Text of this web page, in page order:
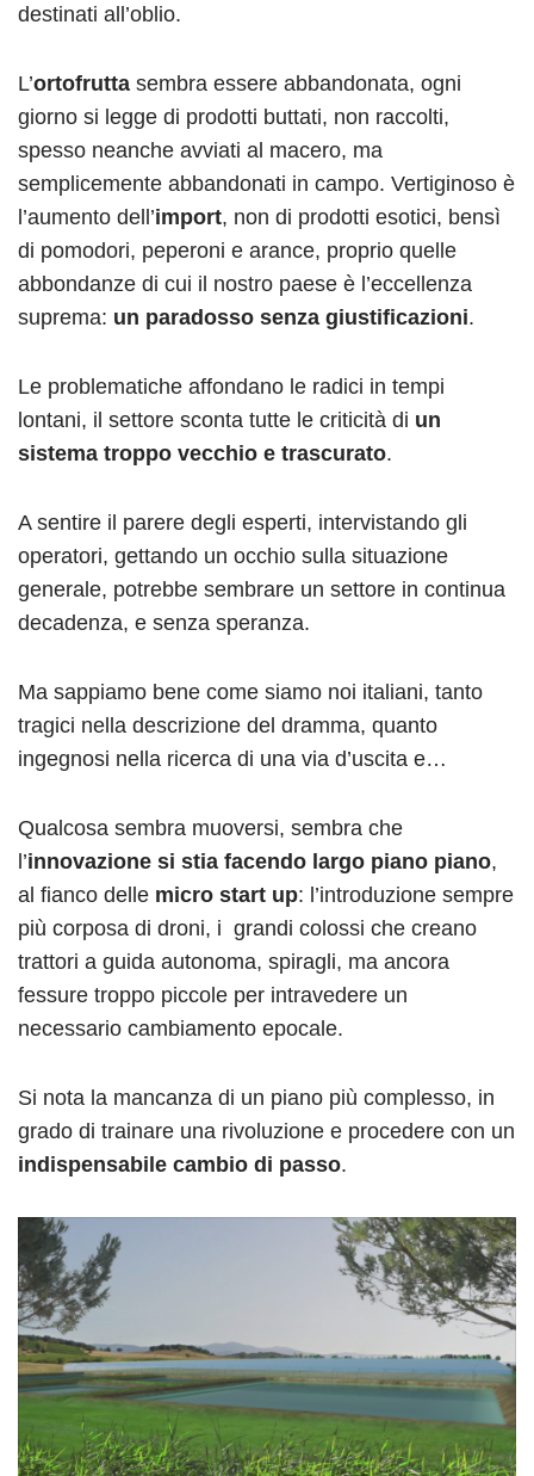
destinati all’oblio.
L’ortofrutta sembra essere abbandonata, ogni
giorno si legge di prodotti buttati, non raccolti,
spesso neanche avviati al macero, ma
semplicemente abbandonati in campo. Vertiginoso è
l’aumento dell’import, non di prodotti esotici, bensì
di pomodori, peperoni e arance, proprio quelle
abbondanze di cui il nostro paese è l’eccellenza
suprema: un paradosso senza giustificazioni.
Le problematiche affondano le radici in tempi
lontani, il settore sconta tutte le criticità di un
sistema troppo vecchio e trascurato.
A sentire il parere degli esperti, intervistando gli
operatori, gettando un occhio sulla situazione
generale, potrebbe sembrare un settore in continua
decadenza, e senza speranza.
Ma sappiamo bene come siamo noi italiani, tanto
tragici nella descrizione del dramma, quanto
ingegnosi nella ricerca di una via d’uscita e…
Qualcosa sembra muoversi, sembra che
l’innovazione si stia facendo largo piano piano,
al fianco delle micro start up: l’introduzione sempre
più corposa di droni, i grandi colossi che creano
trattori a guida autonoma, spiragli, ma ancora
fessure troppo piccole per intravedere un
necessario cambiamento epocale.
Si nota la mancanza di un piano più complesso, in
grado di trainare una rivoluzione e procedere con un
indispensabile cambio di passo.